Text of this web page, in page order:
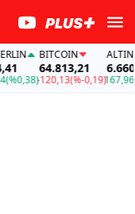
BITCOIN
64.813,21
-120,13(%-0,19)
ALTIN
6.660,55
167,96